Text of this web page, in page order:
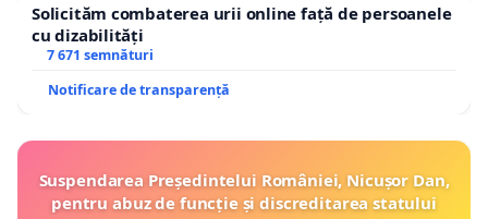
Solicităm combaterea urii online față de persoanele
cu dizabilități
7 671 semnături
Notificare de transparență
Suspendarea Președintelui României, Nicușor Dan,
pentru abuz de funcție și discreditarea statului